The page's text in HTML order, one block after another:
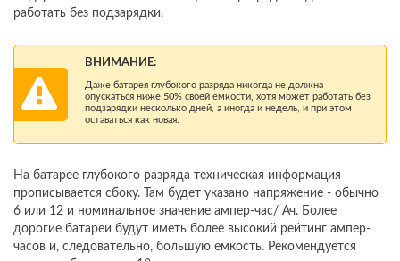
работать без подзарядки.
ВНИМАНИЕ:
Даже батарея глубокого разряда никогда не должна
опускаться ниже 50% своей емкости, хотя может работать без
подзарядки несколько дней, а иногда и недель, и при этом
оставаться как новая.
На батарее глубокого разряда техническая информация
прописывается сбоку. Там будет указано напряжение - обычно
6 или 12 и номинальное значение ампер-час/ Ач. Более
дорогие батареи будут иметь более высокий рейтинг ампер-
часов и, следовательно, большую емкость. Рекомендуется